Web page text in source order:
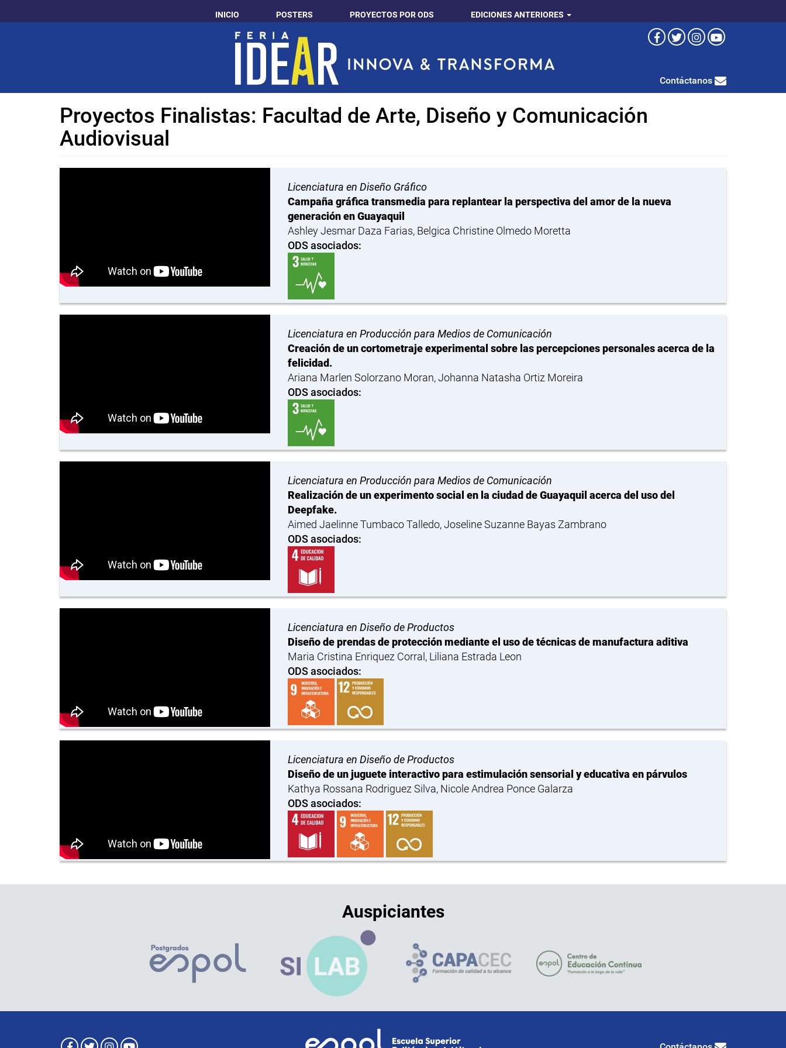
INICIO POSTERS PROYECTOS POR ODS EDICIONES ANTERIORES
Contáctanos
Proyectos Finalistas: Facultad de Arte, Diseño y Comunicación
Audiovisual
Licenciatura en Diseño Gráfico
Campaña gráfica transmedia para replantear la perspectiva del amor de la nueva
generación en Guayaquil
Ashley Jesmar Daza Farias, Belgica Christine Olmedo Moretta
ODS asociados:
Licenciatura en Producción para Medios de Comunicación
Creación de un cortometraje experimental sobre las percepciones personales acerca de la
felicidad.
Ariana Marlen Solorzano Moran, Johanna Natasha Ortiz Moreira
ODS asociados:
Licenciatura en Producción para Medios de Comunicación
Realización de un experimento social en la ciudad de Guayaquil acerca del uso del
Deepfake.
Aimed Jaelinne Tumbaco Talledo, Joseline Suzanne Bayas Zambrano
ODS asociados:
Licenciatura en Diseño de Productos
Diseño de prendas de protección mediante el uso de técnicas de manufactura aditiva
Maria Cristina Enriquez Corral, Liliana Estrada Leon
ODS asociados:
Licenciatura en Diseño de Productos
Diseño de un juguete interactivo para estimulación sensorial y educativa en párvulos
Kathya Rossana Rodriguez Silva, Nicole Andrea Ponce Galarza
ODS asociados:
Auspiciantes